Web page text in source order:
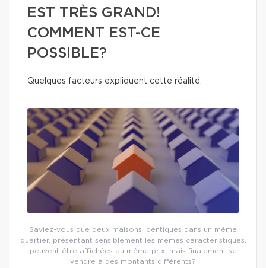
EST TRÈS GRAND!
COMMENT EST-CE
POSSIBLE?
Quelques facteurs expliquent cette réalité.
Saviez-vous que deux maisons identiques dans un même
quartier, présentant sensiblement les mêmes caractéristiques,
peuvent être affichées au même prix, mais finalement se
vendre à des montants différents?